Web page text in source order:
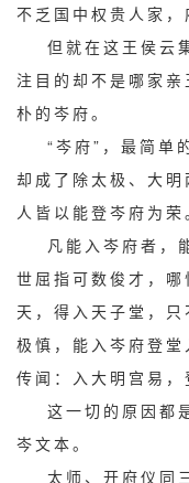
不乏国中权贵人家，
但就在这王侯云
注目的却不是哪家
朴的岑府。
“岑府”，最简单
却成了除太极、大
人皆以能登岑府为荣
凡能入岑府者，
世屈指可数俊才，
天，得入天子堂，
极慎，能入岑府登
传闻：入大明宫易，
这一切的原因都是
岑文本。
太师、开府仪同